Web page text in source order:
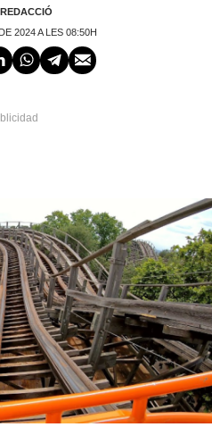
REDACCIÓ
2024 A LES 08:50H